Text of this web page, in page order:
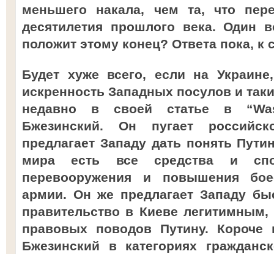
меньшего накала, чем та, что
десятилетия прошлого века. Один
положит этому конец? Ответа пока, к
Будет хуже всего, если на
искренность Западных посулов и
недавно в своей статье в
Бжезинский. Он пугает
предлагает Западу дать понять
мира есть все средства и
перевооружения и повышения
армии. Он же предлагает Западу
правительство в Киеве
правовых поводов Путину. Короче
Бжезинский в категориях